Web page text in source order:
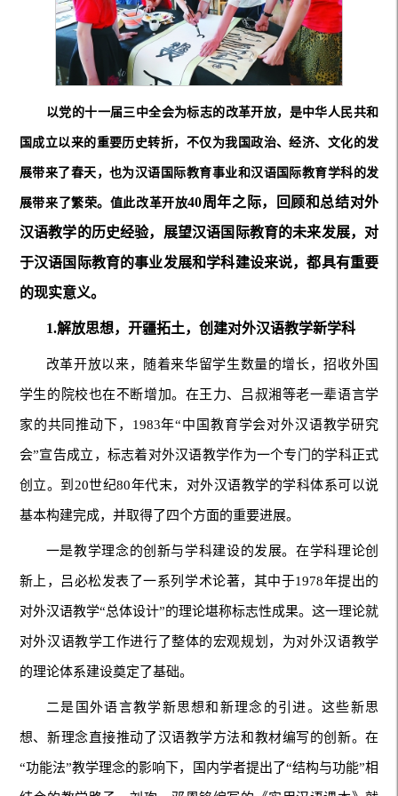
以党的十一届三中全会为标志的改革开放，是中华人民共和
国成立以来的重要历史转折，不仅为我国政治、经济、文化的发
展带来了春天，也为汉语国际教育事业和汉语国际教育学科的发
展带来了繁荣。值此改革开放40周年之际，回顾和总结对外
汉语教学的历史经验，展望汉语国际教育的未来发展，对
于汉语国际教育的事业发展和学科建设来说，都具有重要
的现实意义。
1.解放思想，开疆拓土，创建对外汉语教学新学科
改革开放以来，随着来华留学生数量的增长，招收外国
学生的院校也在不断增加。在王力、吕叔湘等老一辈语言学
家的共同推动下，1983年“中国教育学会对外汉语教学研究
会”宣告成立，标志着对外汉语教学作为一个专门的学科正式
创立。到20世纪80年代末，对外汉语教学的学科体系可以说
基本构建完成，并取得了四个方面的重要进展。
一是教学理念的创新与学科建设的发展。在学科理论创
新上，吕必松发表了一系列学术论著，其中于1978年提出的
对外汉语教学“总体设计”的理论堪称标志性成果。这一理论就
对外汉语教学工作进行了整体的宏观规划，为对外汉语教学
的理论体系建设奠定了基础。
二是国外语言教学新思想和新理念的引进。这些新思
想、新理念直接推动了汉语教学方法和教材编写的创新。在
“功能法”教学理念的影响下，国内学者提出了“结构与功能”相